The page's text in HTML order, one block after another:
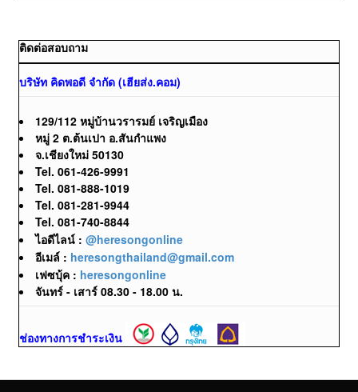
ติดต่อสอบถาม
บริษัท คิดพอดี จำกัด (เฮียส่ง.คอม)
129/112 หมู่บ้านวรารมย์ เจริญเมือง
หมู่ 2 ต.ต้นเปา อ.สันกำแพง
จ.เชียงใหม่ 50130
Tel. 061-426-9991
Tel. 081-888-1019
Tel. 081-281-9944
Tel. 081-740-8844
ไอดีไลน์ : @heresongonline
อีเมล์ : heresongthailand@gmail.com
เฟซบุ้ค : heresongonline
จันทร์ - เสาร์ 08.30 - 18.00 น.
ช่องทางการชำระเงิน